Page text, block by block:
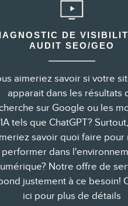
DE
AUDIT SEO/GEO
aimeriez savoir si votre
apparait dans les résultats
sur Google ou les
tels que ChatGPT?
savoir quoi faire pour
performer dans
Notre offre de
justement à ce besoin!
ici pour plus de détails